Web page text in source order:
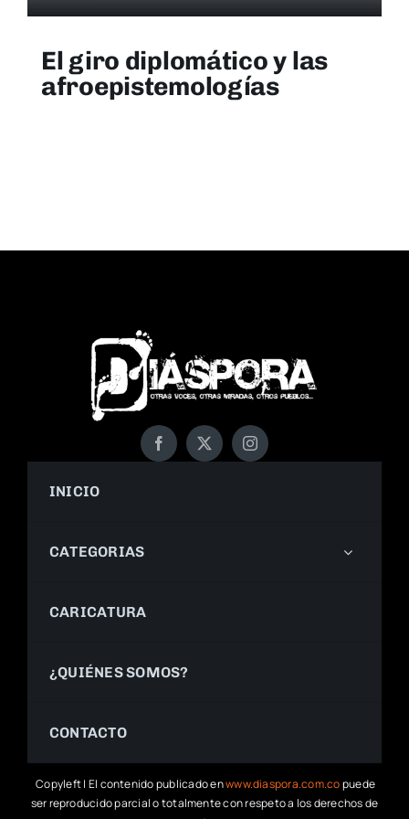
El giro diplomático y las
afroepistemologías
INICIO
CATEGORIAS
CARICATURA
¿QUIÉNES SOMOS?
CONTACTO
Copyleft | El contenido publicado enwww.diaspora.com.copuede
ser reproducido parcial o totalmente con respeto a los derechos de